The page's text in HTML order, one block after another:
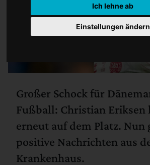
Ich lehne ab
Einstellungen ändern
Großer Schock für
Fußball: Christian
erneut auf dem Platz. Nun
positive Nachrichten aus
Krankenhaus.